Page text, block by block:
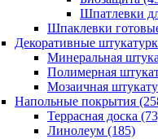
Шпатлевки
Шпаклевки
Декоративные
Минеральная
Полимерная
Мозаичная
Напольные покрытия
Террасная доска
Линолеум (185)